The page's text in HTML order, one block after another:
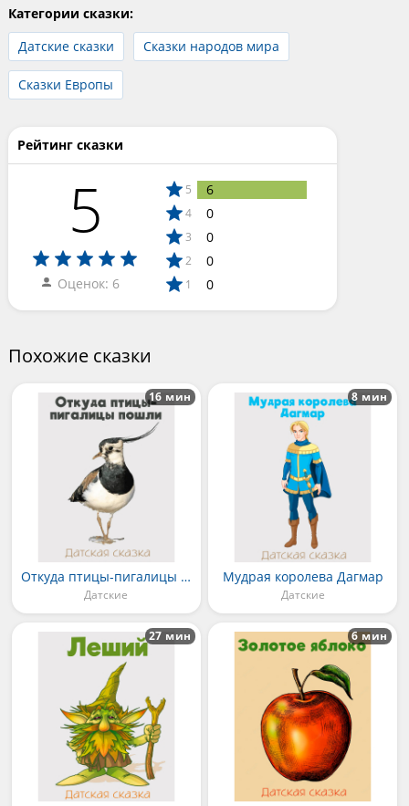
Категории сказки:
Датские сказки
Сказки народов мира
Сказки Европы
Рейтинг сказки
5
Оценок: 6
5 6
4 0
3 0
2 0
1 0
Похожие сказки
Откуда птицы-пигалицы пошли
Датские
16 мин
Мудрая королева Дагмар
Датские
8 мин
27 мин 6 мин